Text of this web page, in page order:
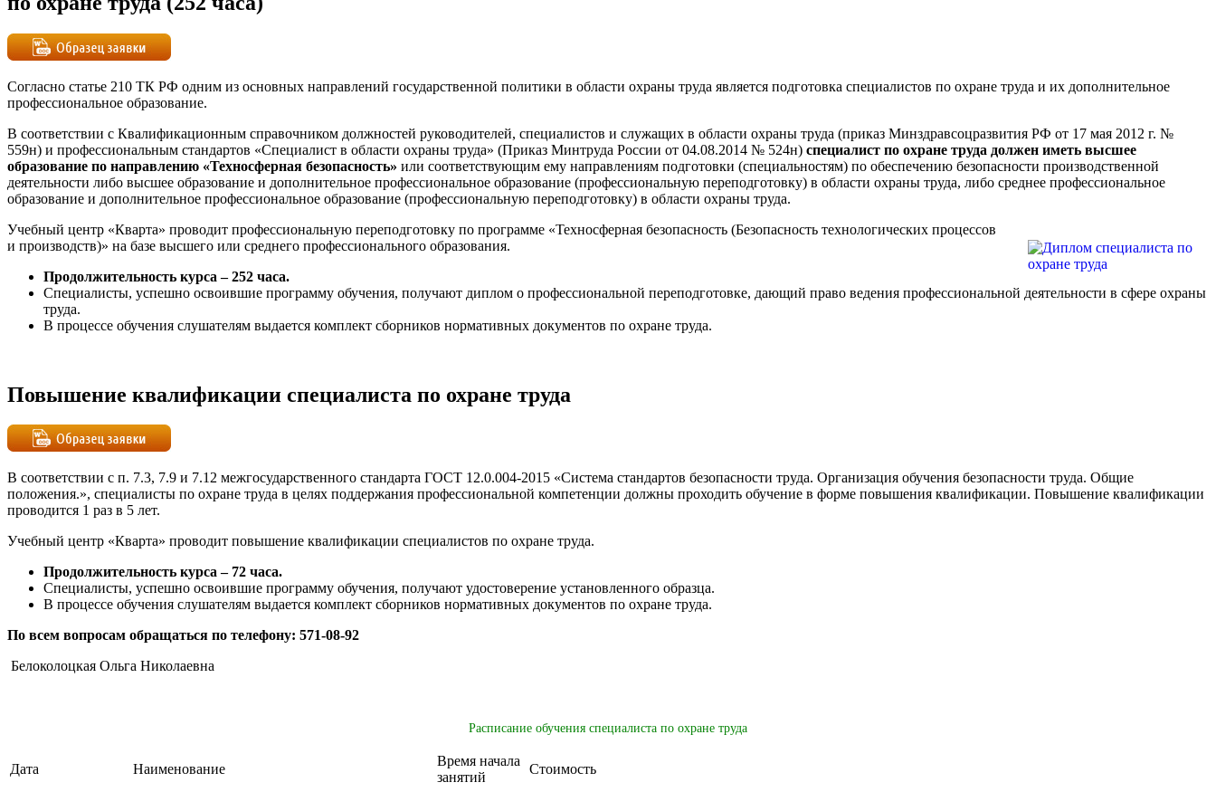
Согласно статье 210 ТК РФ одним из основных направлений государственной политики в области охраны труда является подготовка специалистов по охране труда и их дополнительное
профессиональное образование.
В соответствии с Квалификационным справочником должностей руководителей, специалистов и служащих в области охраны труда (приказ Минздравсоцразвития РФ от 17 мая 2012 г. №
559н) и профессиональным стандартов «Специалист в области охраны труда» (Приказ Минтруда России от 04.08.2014 № 524н) специалист по охране труда должен иметь высшее
образование по направлению «Техносферная безопасность» или соответствующим ему направлениям подготовки (специальностям) по обеспечению безопасности производственной
деятельности либо высшее образование и дополнительное профессиональное образование (профессиональную переподготовку) в области охраны труда, либо среднее профессиональное
образование и дополнительное профессиональное образование (профессиональную переподготовку) в области охраны труда.
Учебный центр «Кварта» проводит профессиональную переподготовку по программе «Техносферная безопасность (Безопасность технологических процессов
и производств)» на базе высшего или среднего профессионального образования.
Продолжительность курса – 252 часа.
Специалисты, успешно освоившие программу обучения, получают диплом о профессиональной переподготовке, дающий право ведения профессиональной деятельности в сфере охраны
труда.
В процессе обучения слушателям выдается комплект сборников нормативных документов по охране труда.
Повышение квалификации специалиста по охране труда
В соответствии с п. 7.3, 7.9 и 7.12 межгосударственного стандарта ГОСТ 12.0.004-2015 «Система стандартов безопасности труда. Организация обучения безопасности труда. Общие
положения.», специалисты по охране труда в целях поддержания профессиональной компетенции должны проходить обучение в форме повышения квалификации. Повышение квалификации
проводится 1 раз в 5 лет.
Учебный центр «Кварта» проводит повышение квалификации специалистов по охране труда.
Продолжительность курса – 72 часа.
Специалисты, успешно освоившие программу обучения, получают удостоверение установленного образца.
В процессе обучения слушателям выдается комплект сборников нормативных документов по охране труда.
По всем вопросам обращаться по телефону: 571-08-92
Белоколоцкая Ольга Николаевна
Расписание обучения специалиста по охране труда
Дата Наименование
Время начала
занятий
Стоимость